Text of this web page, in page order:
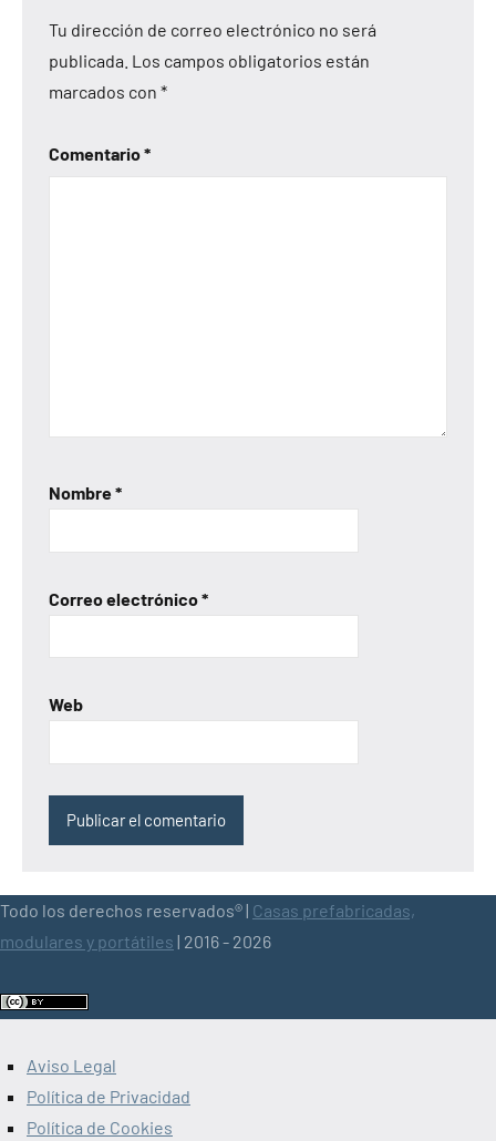
Tu dirección de correo electrónico no será
publicada. Los campos obligatorios están
marcados con *
Comentario*
Nombre*
Correo electrónico*
Web
Todo los derechos reservados® | Casas prefabricadas,
modulares y portátiles | 2016 - 2026
Aviso Legal
Política de Privacidad
Política de Cookies